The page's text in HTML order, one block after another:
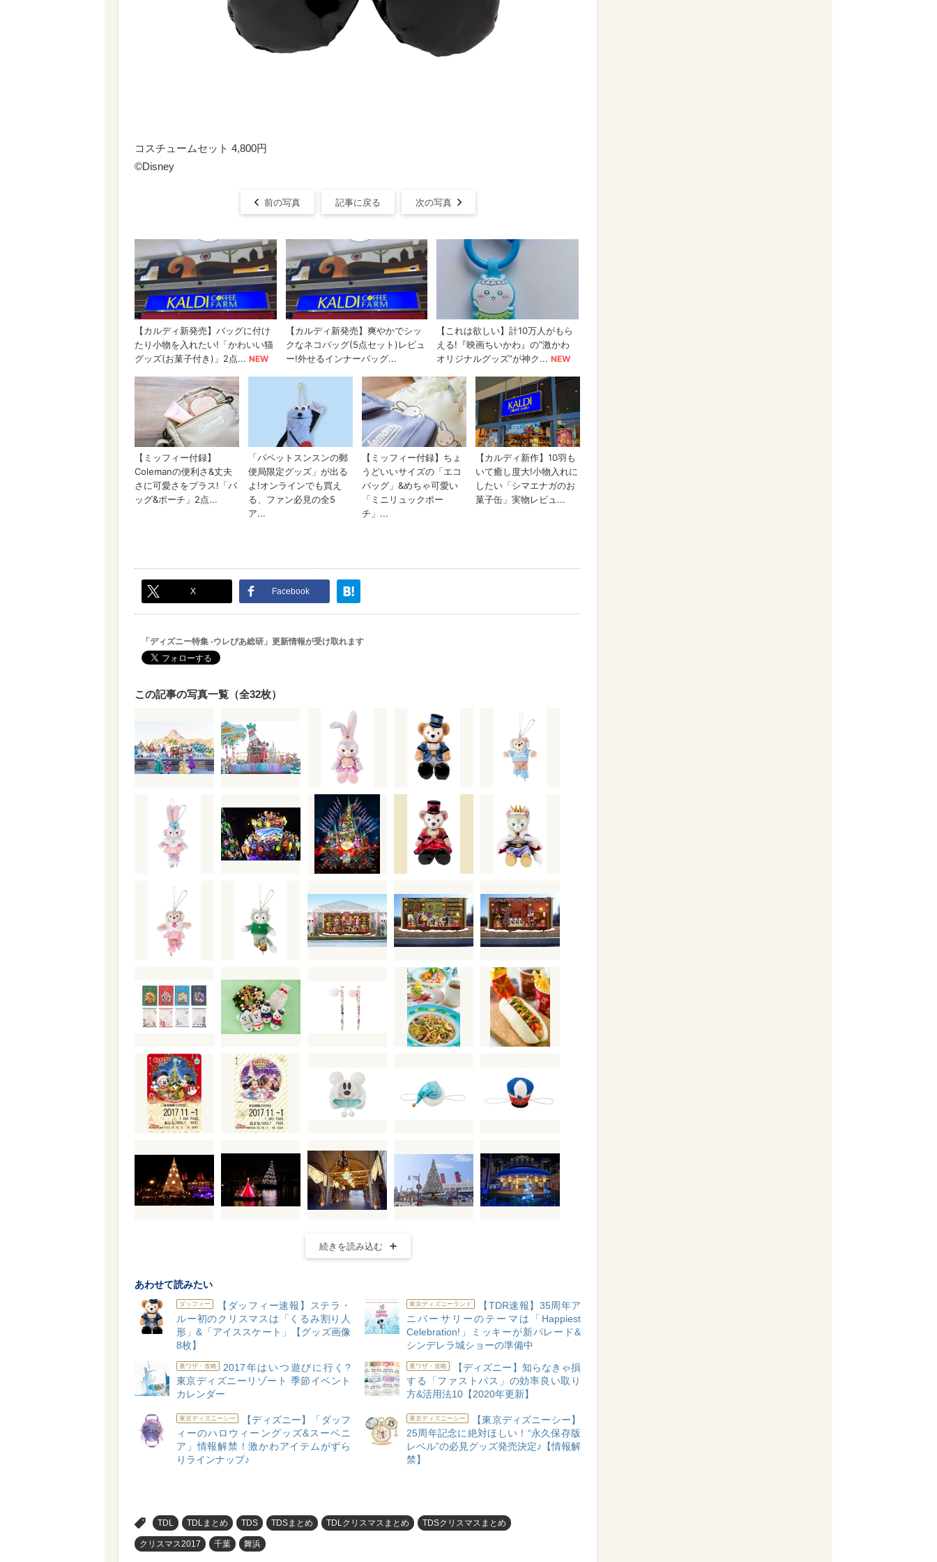
コスチュームセット 4,800円
©︎Disney
前の写真 記事に戻る 次の写真
X Facebook
「ディズニー特集 -ウレぴあ総研」更新情報が受け取れます
この記事の写真一覧（全32枚）
続きを読み込む
あわせて読みたい
ダッフィー
【ダッフィー速報】ステラ・
ルー初のクリスマスは「くるみ割り人
形」&「アイススケート」【グッズ画像
8枚】
東京ディズニーランド
【TDR速報】35周年ア
ニバーサリーのテーマは「Happiest
Celebration!」ミッキーが新パレード&
シンデレラ城ショーの準備中
裏ワザ・攻略
2017年はいつ遊びに行く?
東京ディズニーリゾート 季節イベント
カレンダー
裏ワザ・攻略
【ディズニー】知らなきゃ損
する「ファストパス」の効率良い取り
方&活用法10【2020年更新】
東京ディズニーシー
【ディズニー】「ダッフ
ィーのハロウィーングッズ&スーベニ
ア」情報解禁！激かわアイテムがずら
りラインナップ♪
東京ディズニーシー
【東京ディズニーシー】
25周年記念に絶対ほしい！“永久保存版
レベル”の必見グッズ発売決定♪【情報解
禁】
TDL TDLまとめ TDS TDSまとめ TDLクリスマスまとめ TDSクリスマスまとめ
クリスマス2017 千葉 舞浜